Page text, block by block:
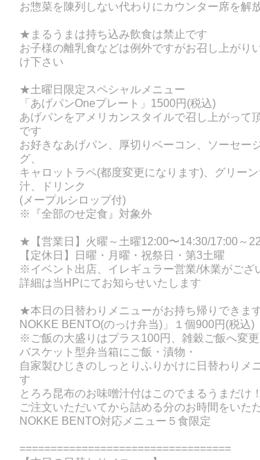
お惣菜を陳列しない代わりにカウンター席を解
★まるうまは持ち込み飲食は禁止です
お子様の離乳食などは例外ですがお召し上がり
け下さい
★土曜日限定スペシャルメニュー
「あげパンOneプレート」1500円(税込)
あげパンをアメリカンスタイルで召し上がって
です
お好きなあげパン、厚切りベーコン、ソーセー
グ、
キャロットラペ(都度変更になります)、グリー
汁、ドリンク
(メープルシロップ付)
※『全部のせ定食』対象外
★【営業日】火曜～土曜12:00〜14:30/17:00～
【定休日】日曜・月曜・祝祭日・第3土曜
※イベント出店、イレギュラー営業/休業がござ
詳細は当HPにてお知らせいたします
★本日の日替わりメニューがお持ち帰りできま
NOKKE BENTO(のっけ弁当)」１個900円(税込)
※ご飯の大盛りはプラス100円、 雑穀ご飯へ変
バスケット型弁当箱にご飯・漬物・
自家製ひじきのしっとりふりかけに日替わりメ
す
とろろ昆布のお味噌汁付はこのでまるうまだけ！
ご注文いただいてから詰める分のお時間をいた
NOKKE BENTO対応メニュー ５食限定
==================================